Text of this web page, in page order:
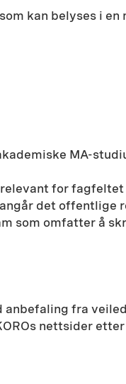
kan belyses i
MA-
for
det offentlige
som omfatter å
fra
nettsider